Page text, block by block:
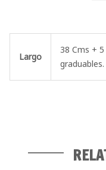
Largo
38 Cms +
graduables.